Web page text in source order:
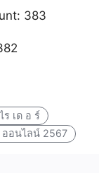
383
ร เด อ ร์
อนไลน์ 2567